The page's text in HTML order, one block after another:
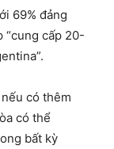
69% đảng
“cung cấp 20-
có thêm
có thể
bất kỳ